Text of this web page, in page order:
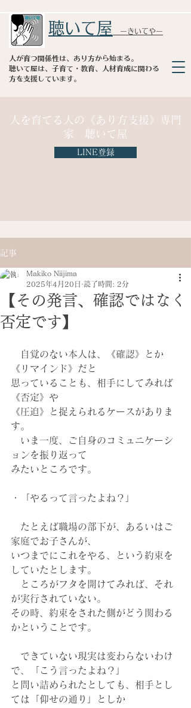
聴いて屋 ​ ーきいてやー
人が育つ関係性は、あり方から始まる。
聴いて屋は、子育て・教育、人材育成に関わる
方を支援しています。
人を育てる人の《あり方支援》専門
家 聴いて屋
LINE登録
記事
【その発言、確認ではなく
否定です】
Makiko Niijima
2025年4月20日
読了時間: 2分
自覚のない本人は、《確認》とか
《リマインド》だと
思っていることも、相手にしてみれば
《否定》や
《圧迫》と捉えられるケースがありま
す。
いま一度、ご自身のコミュニケーシ
ョンを振り返って
みたいところです。
・「やるって言ったよね？」
たとえば職場の部下が、あるいはご
家庭でお子さんが、
いつまでにこれをやる、という約束を
していたとします。
ところがフタを開けてみれば、それ
が実行されていない。
その時、約束をされた側がどう関わる
かということです。
できていない現実は変わらないわけ
で、「こう言ったよね？」
と問い詰められたとしても、相手とし
ては「仰せの通り」としか